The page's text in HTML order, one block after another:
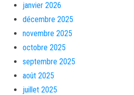
janvier 2026
décembre 2025
novembre 2025
octobre 2025
septembre 2025
août 2025
juillet 2025